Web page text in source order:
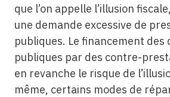
que l’on appelle l’illusion
une demande excessive de
publiques. Le financement des
publiques par des contre-
en revanche le risque de
même, certains modes de